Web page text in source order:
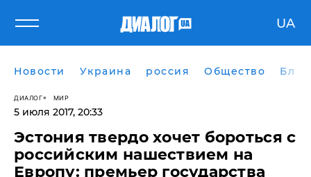
UA
Новости Украина россия Общество
ДИАЛОГ МИР
5 июля 2017, 20:33
Эстония твердо хочет бороться с
российским нашествием на
Европу: премьер государства